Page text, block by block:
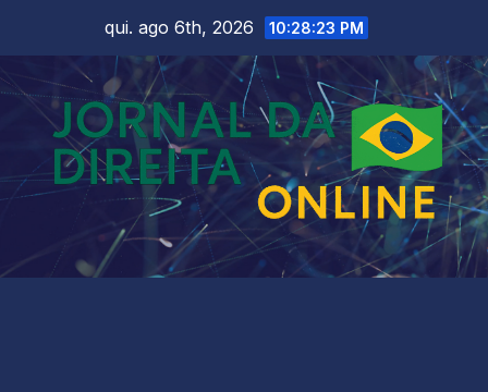
content
qui. ago 6th, 2026 10:28:25 PM